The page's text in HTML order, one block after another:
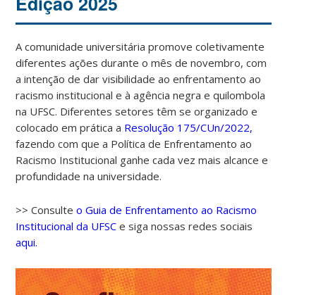
A comunidade universitária promove coletivamente
diferentes ações durante o mês de novembro, com
a intenção de dar visibilidade ao enfrentamento ao
racismo institucional e à agência negra e quilombola
na UFSC. Diferentes setores têm se organizado e
colocado em prática a Resolução 175/CUn/2022,
fazendo com que a Política de Enfrentamento ao
Racismo Institucional ganhe cada vez mais alcance e
profundidade na universidade.
>> Consulteo Guia de Enfrentamento ao Racismo
Institucional da UFSC e siga nossas redes sociais
aqui.